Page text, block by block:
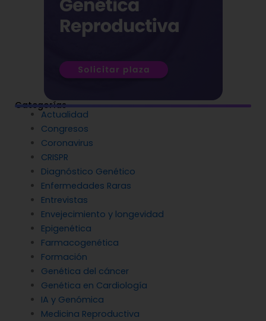
Categorías
Actualidad
Congresos
Coronavirus
CRISPR
Diagnóstico Genético
Enfermedades Raras
Entrevistas
Envejecimiento y longevidad
Epigenética
Farmacogenética
Formación
Genética del cáncer
Genética en Cardiología
IA y Genómica
Medicina Reproductiva